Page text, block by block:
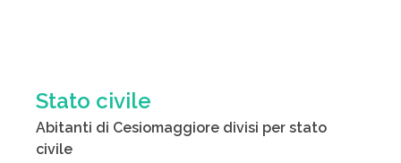
Stato civile
Abitanti di Cesiomaggiore divisi per stato
civile